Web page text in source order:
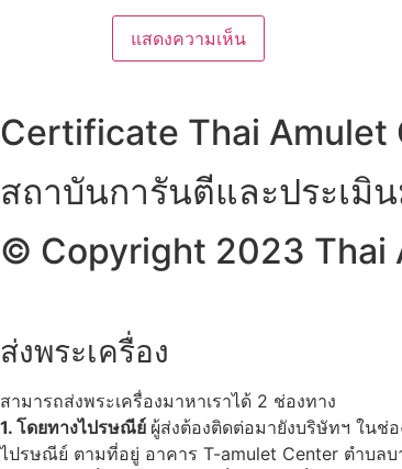
Certificate Thai Amulet
สถาบันการันตีและประเมิ
© Copyright 2023 Thai
ส่งพระเครื่อง
สามารถส่งพระเครื่องมาหาเราได้ 2 ช่องทาง
1. โดยทางไปรษณีย์ ผู้ส่งต้องติดต่อมายังบริษัทฯ ในช่
ไปรษณีย์ ตามที่อยู่ อาคาร T-amulet Center ตำบลบ